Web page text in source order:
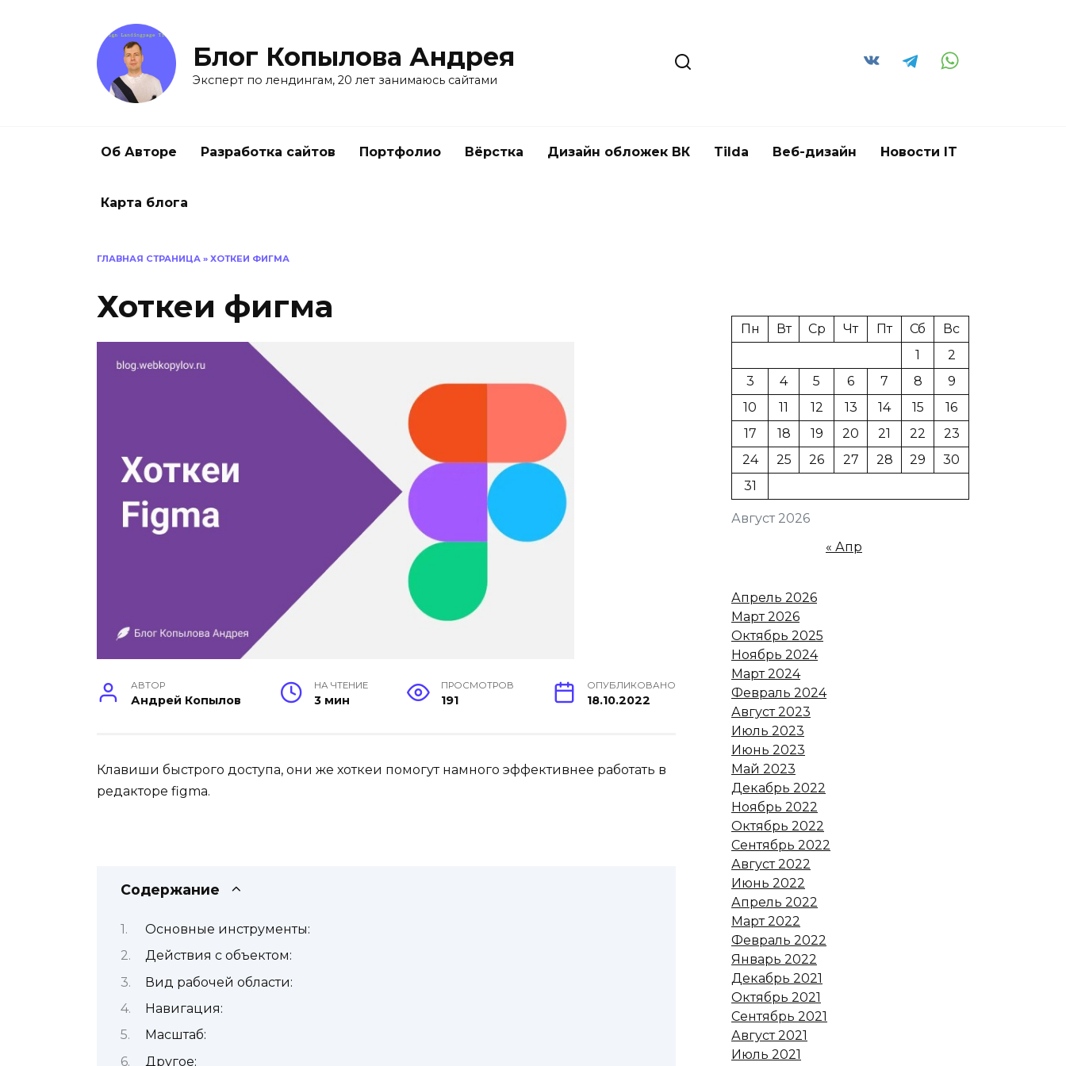
Блог Копылова Андрея
Эксперт по лендингам, 20 лет занимаюсь сайтами
Об Авторе Разработка сайтов Портфолио Вёрстка Дизайн обложек ВК Tilda Веб-дизайн Новости IT
Карта блога
ГЛАВНАЯ СТРАНИЦА » ХОТКЕИ ФИГМА
Хоткеи фигма
АВТОР
Андрей Копылов
НА ЧТЕНИЕ
3 мин
ПРОСМОТРОВ
191
ОПУБЛИКОВАНО
18.10.2022
Клавиши быстрого доступа, они же хоткеи помогут намного эффективнее работать в
редакторе figma.
Содержание
Основные инструменты:
Действия с объектом:
Вид рабочей области:
Навигация:
Масштаб:
Другое:
Август 2026
Пн Вт Ср Чт Пт Сб
Вс
1
2
3
4 5 6 7 8
9
10
11 12 13 14 15
16
17
18 19 20 21 22
23
24
25 26 27 28 29
30
31
« Апр
Апрель 2026
Март 2026
Октябрь 2025
Ноябрь 2024
Март 2024
Февраль 2024
Август 2023
Июль 2023
Июнь 2023
Май 2023
Декабрь 2022
Ноябрь 2022
Октябрь 2022
Сентябрь 2022
Август 2022
Июнь 2022
Апрель 2022
Март 2022
Февраль 2022
Январь 2022
Декабрь 2021
Октябрь 2021
Сентябрь 2021
Август 2021
Июль 2021